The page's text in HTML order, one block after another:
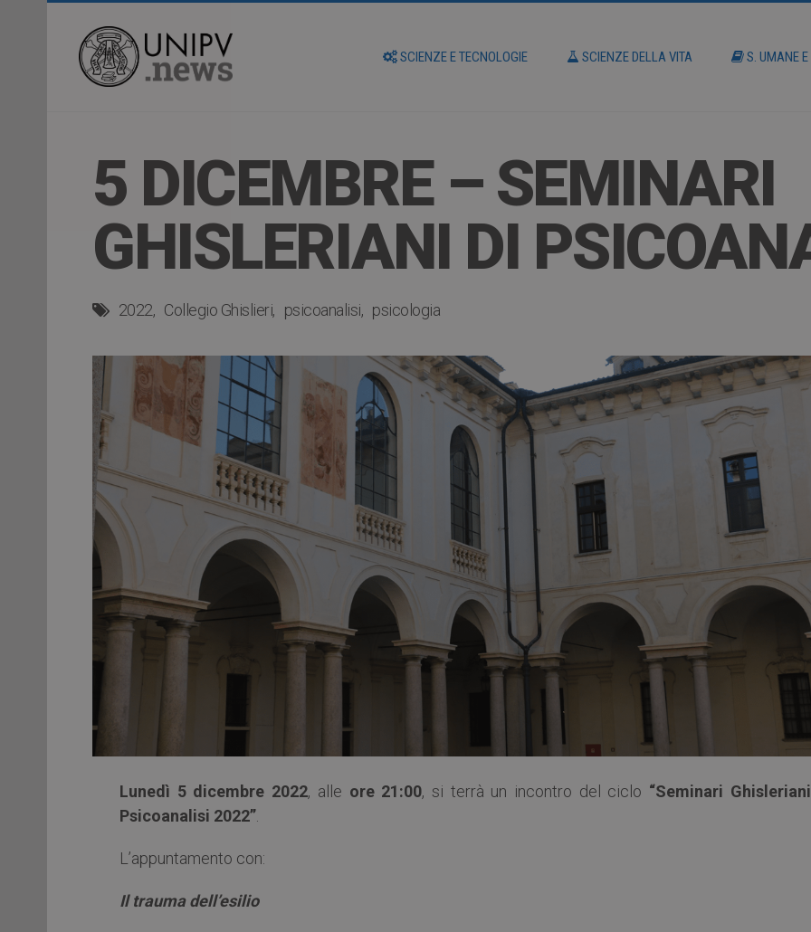
SCIENZE E TECNOLOGIE SCIENZE DELLA VITA S. UMANE
5 DICEMBRE – SEMINARI
GHISLERIANI DI
2022 Collegio Ghislieri psicoanalisi psicologia
Lunedì 5 dicembre 2022, alle ore 21:00, si terrà un incontro del ciclo “Seminari
Psicoanalisi 2022”
L’appuntamento con:
Il trauma dell’esilio